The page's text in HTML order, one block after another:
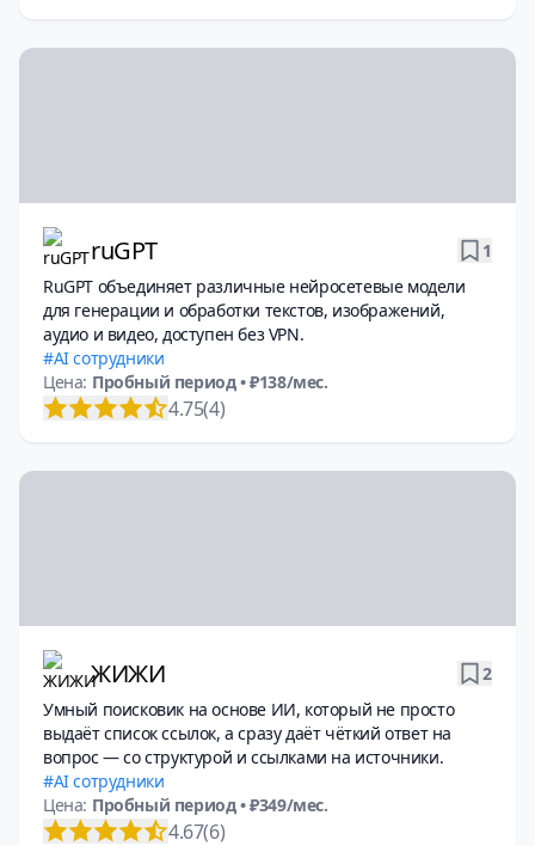
ruGPT
1
RuGPT объединяет различные нейросетевые модели
для генерации и обработки текстов, изображений,
аудио и видео, доступен без VPN.
AI сотрудники
Цена: Пробный период• ₽138/мес.
4.75(4)
ЖИЖИ
2
Умный поисковик на основе ИИ, который не просто
выдаёт список ссылок, а сразу даёт чёткий ответ на
вопрос — со структурой и ссылками на источники.
AI сотрудники
Цена: Пробный период• ₽349/мес.
4.67(6)